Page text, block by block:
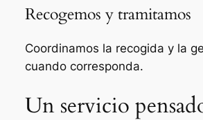
Recogemos y tramitamos
Coordinamos la recogida y la
cuando corresponda.
Un servicio